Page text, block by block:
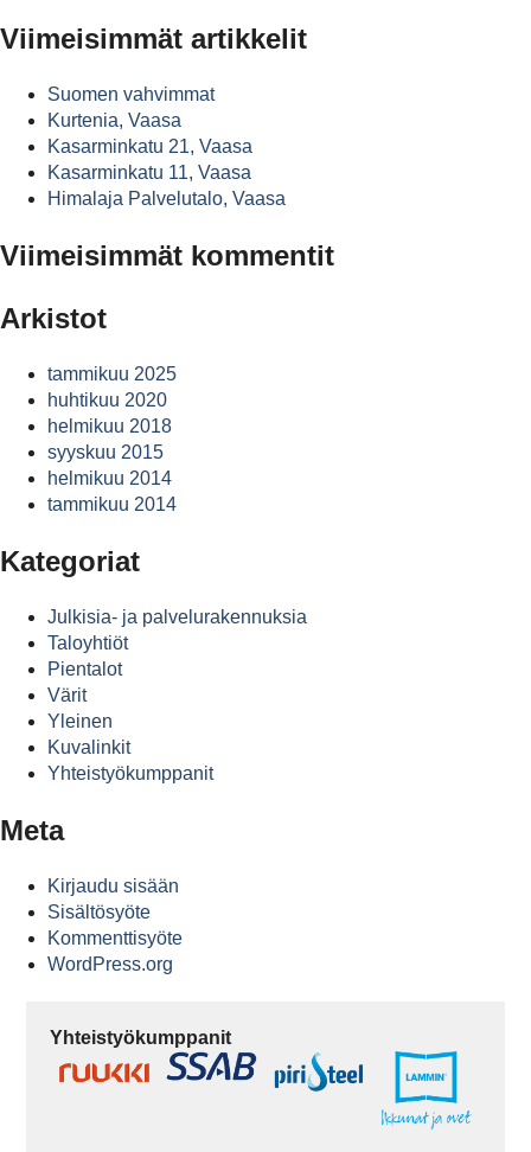
Viimeisimmät artikkelit
Suomen vahvimmat
Kurtenia, Vaasa
Kasarminkatu 21, Vaasa
Kasarminkatu 11, Vaasa
Himalaja Palvelutalo, Vaasa
Viimeisimmät kommentit
Arkistot
tammikuu 2025
huhtikuu 2020
helmikuu 2018
syyskuu 2015
helmikuu 2014
tammikuu 2014
Kategoriat
Julkisia- ja palvelurakennuksia
Taloyhtiöt
Pientalot
Värit
Yleinen
Kuvalinkit
Yhteistyökumppanit
Meta
Kirjaudu sisään
Sisältösyöte
Kommenttisyöte
WordPress.org
Yhteistyökumppanit